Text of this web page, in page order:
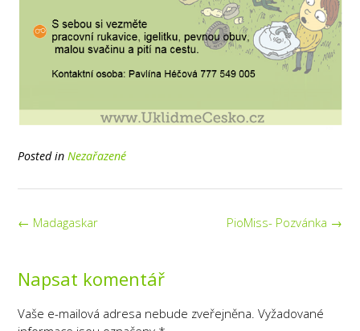
Posted in Nezařazené
Post
PioMiss- Pozvánka →
← Madagaskar
Napsat komentář
Vaše e-mailová adresa nebude zveřejněna. Vyžadované